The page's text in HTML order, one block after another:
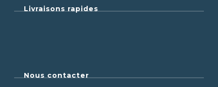
Livraisons rapides
Nous contacter